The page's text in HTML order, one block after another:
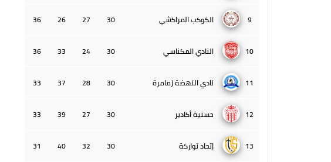
9 الكوكب المراكشي 30
27
26
36
10 النادي المكناسي 30
24
33
36
11 نادي النهضة زمامرة 30
28
37
33
12 حسنية أكادير 30
27
39
33
13 إتحاد تواركة 30
32
40
31